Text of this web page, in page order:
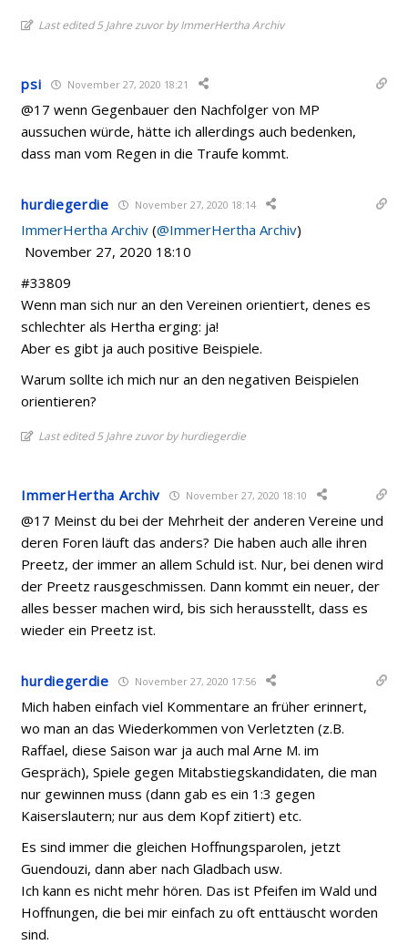
Last edited 5 Jahre zuvor by ImmerHertha Archiv
psi November 27, 2020 18:21
@17 wenn Gegenbauer den Nachfolger von MP
aussuchen würde, hätte ich allerdings auch bedenken,
dass man vom Regen in die Traufe kommt.
hurdiegerdie November 27, 2020 18:14
ImmerHertha Archiv (@ImmerHertha Archiv)
November 27, 2020 18:10
#33809
Wenn man sich nur an den Vereinen orientiert, denes es
schlechter als Hertha erging: ja!
Aber es gibt ja auch positive Beispiele.
Warum sollte ich mich nur an den negativen Beispielen
orientieren?
Last edited 5 Jahre zuvor by hurdiegerdie
ImmerHertha Archiv November 27, 2020 18:10
@17 Meinst du bei der Mehrheit der anderen Vereine und
deren Foren läuft das anders? Die haben auch alle ihren
Preetz, der immer an allem Schuld ist. Nur, bei denen wird
der Preetz rausgeschmissen. Dann kommt ein neuer, der
alles besser machen wird, bis sich herausstellt, dass es
wieder ein Preetz ist.
hurdiegerdie November 27, 2020 17:56
Mich haben einfach viel Kommentare an früher erinnert,
wo man an das Wiederkommen von Verletzten (z.B.
Raffael, diese Saison war ja auch mal Arne M. im
Gespräch), Spiele gegen Mitabstiegskandidaten, die man
nur gewinnen muss (dann gab es ein 1:3 gegen
Kaiserslautern; nur aus dem Kopf zitiert) etc.
Es sind immer die gleichen Hoffnungsparolen, jetzt
Guendouzi, dann aber nach Gladbach usw.
Ich kann es nicht mehr hören. Das ist Pfeifen im Wald und
Hoffnungen, die bei mir einfach zu oft enttäuscht worden
sind.